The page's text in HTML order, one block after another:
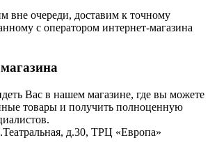
вне очереди, доставим к точному
с оператором интернет-магазина
Вас в нашем магазине, где вы можете
товары и получить полноценную
д.30, ТРЦ «Европа»